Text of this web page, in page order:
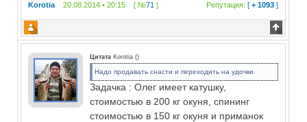
Korotia 20.08.2014 • 20:15 [ №71 ] Репутация: [+ 1093 ]
Цитата Korotia ()
Надо продавать снасти и переходить на удочки
Задачка : Олег имеет катушку,
стоимостью в 200 кг окуня, спининг
стоимостью в 150 кг окуня и приманок